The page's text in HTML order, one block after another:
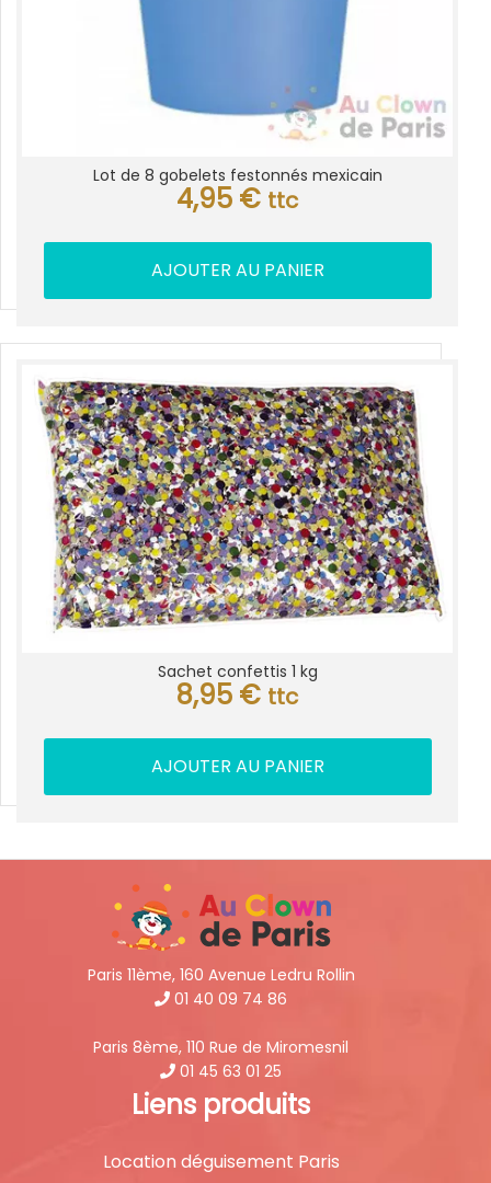
Lot de 8 gobelets festonnés mexicain
4,95 € ttc
AJOUTER AU PANIER
Sachet confettis 1 kg
8,95 € ttc
AJOUTER AU PANIER
Paris 11ème, 160 Avenue Ledru Rollin
01 40 09 74 86
Paris 8ème, 110 Rue de Miromesnil
01 45 63 01 25
Liens produits
Location déguisement Paris